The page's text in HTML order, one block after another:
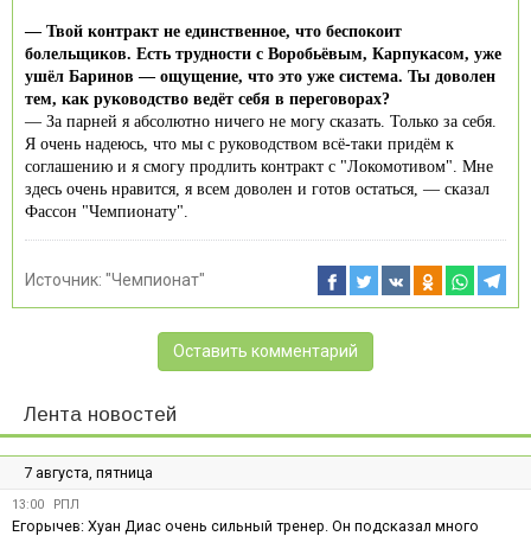
— Твой контракт не единственное, что беспокоит
болельщиков. Есть трудности с Воробьёвым, Карпукасом, уже
ушёл Баринов — ощущение, что это уже система. Ты доволен
тем, как руководство ведёт себя в переговорах?
— За парней я абсолютно ничего не могу сказать. Только за себя.
Я очень надеюсь, что мы с руководством всё-таки придём к
соглашению и я смогу продлить контракт с "Локомотивом". Мне
здесь очень нравится, я всем доволен и готов остаться, — сказал
Фассон "Чемпионату".
Источник: "Чемпионат"
Оставить комментарий
Лента новостей
7 августа, пятница
13:00 РПЛ
Егорычев: Хуан Диас очень сильный тренер. Он подсказал много